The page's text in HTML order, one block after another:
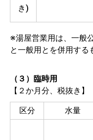
き)
※湯屋営業用は、一般
と一般用とを併用する
（３）臨時用
【２か月分、税抜き】
区分 水量